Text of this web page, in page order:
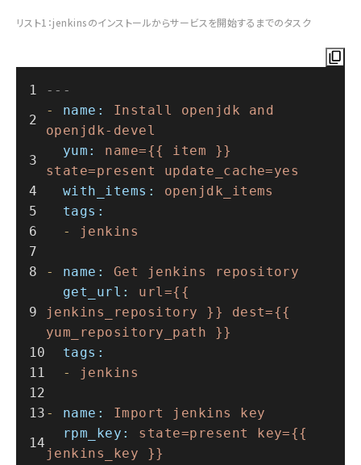
リスト1：jenkinsのインストールからサービスを開始するまでのタスク
---
-
name: Install openjdk
and
openjdk-devel
yum:
name={{ item
}}
state=present
update_cache=yes
with_items:
openjdk_items
tags:
-
jenkins
- name: Get jenkins
repository
get_url:
url={{
jenkins_repository
}}
dest={{
yum_repository_path
}}
tags:
-
jenkins
- name: Import jenkins
key
rpm_key:
state=present
key={{
jenkins_key
}}